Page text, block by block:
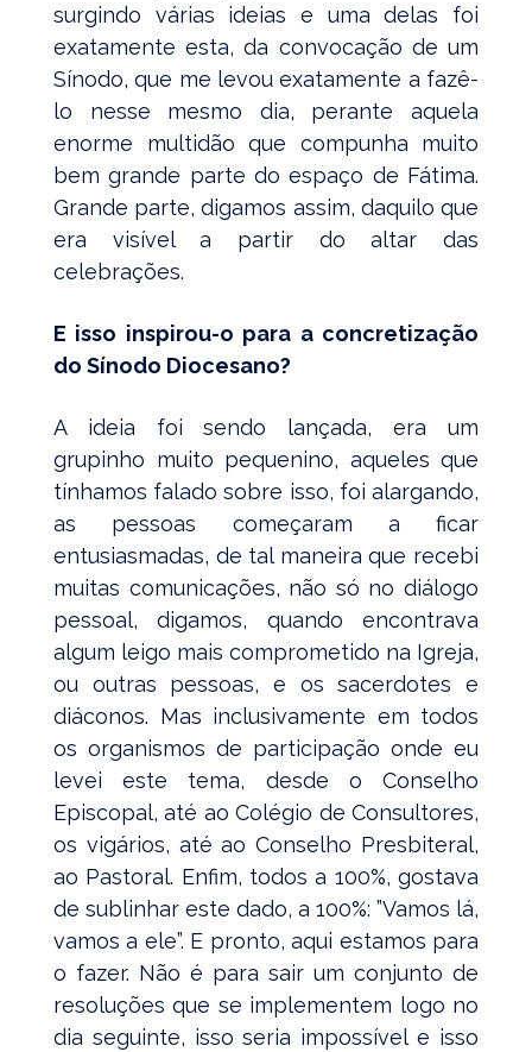
surgindo várias ideias e uma delas foi
exatamente esta, da convocação de um
Sínodo, que me levou exatamente a fazê-
lo nesse mesmo dia, perante aquela
enorme multidão que compunha muito
bem grande parte do espaço de Fátima.
Grande parte, digamos assim, daquilo que
era visível a partir do altar das
celebrações.
E isso inspirou-o para a concretização
do Sínodo Diocesano?
A ideia foi sendo lançada, era um
grupinho muito pequenino, aqueles que
tínhamos falado sobre isso, foi alargando,
as pessoas começaram a ficar
entusiasmadas, de tal maneira que recebi
muitas comunicações, não só no diálogo
pessoal, digamos, quando encontrava
algum leigo mais comprometido na Igreja,
ou outras pessoas, e os sacerdotes e
diáconos. Mas inclusivamente em todos
os organismos de participação onde eu
levei este tema, desde o Conselho
Episcopal, até ao Colégio de Consultores,
os vigários, até ao Conselho Presbiteral,
ao Pastoral. Enfim, todos a 100%, gostava
de sublinhar este dado, a 100%: ”Vamos lá,
vamos a ele”. E pronto, aqui estamos para
o fazer. Não é para sair um conjunto de
resoluções que se implementem logo no
dia seguinte, isso seria impossível e isso